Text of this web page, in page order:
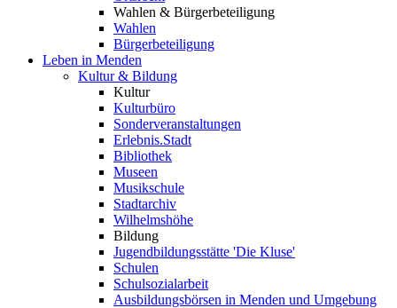
Wahlen & Bürgerbeteiligung
Wahlen
Bürgerbeteiligung
Leben in Menden
Kultur & Bildung
Kultur
Kulturbüro
Sonderveranstaltungen
Erlebnis.Stadt
Bibliothek
Museen
Musikschule
Stadtarchiv
Wilhelmshöhe
Bildung
Jugendbildungsstätte 'Die Kluse'
Schulen
Schulsozialarbeit
Ausbildungsbörsen in Menden und Umgebung